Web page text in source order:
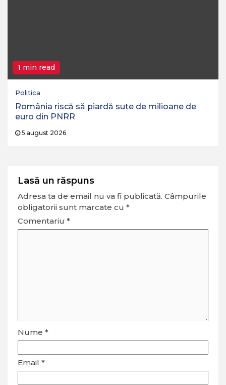
1 min read
Politica
România riscă să piardă sute de milioane de
euro din PNRR
5 august 2026
Lasă un răspuns
Adresa ta de email nu va fi publicată. Câmpurile
obligatorii sunt marcate cu *
Comentariu *
Nume *
Email *